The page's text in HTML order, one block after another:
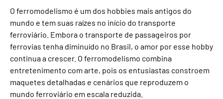
O ferromodelismo é um dos hobbies mais antigos do
mundo e tem suas raízes no início do transporte
ferroviário. Embora o transporte de passageiros por
ferrovias tenha diminuído no Brasil, o amor por esse hobby
continua a crescer. O ferromodelismo combina
entretenimento com arte, pois os entusiastas constroem
maquetes detalhadas e cenários que reproduzem o
mundo ferroviário em escala reduzida.